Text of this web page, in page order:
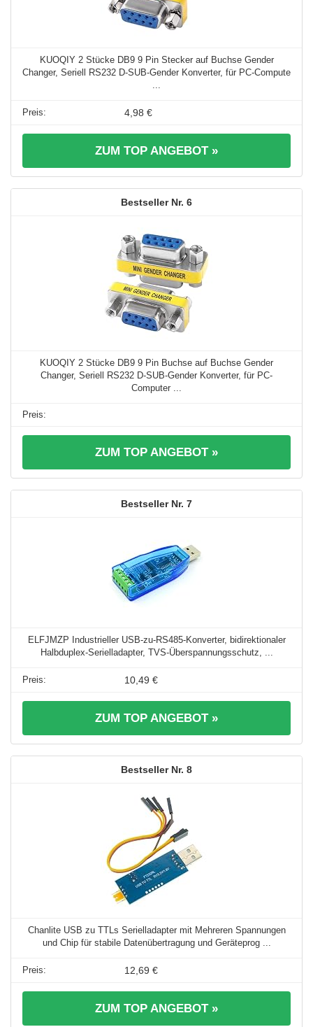
KUOQIY 2 Stücke DB9 9 Pin Stecker auf Buchse Gender
Changer, Seriell RS232 D-SUB-Gender Konverter, für PC-Compute
...
4,98 €
ZUM TOP ANGEBOT »
6
KUOQIY 2 Stücke DB9 9 Pin Buchse auf Buchse Gender
Changer, Seriell RS232 D-SUB-Gender Konverter, für PC-
Computer ...
ZUM TOP ANGEBOT »
7
ELFJMZP Industrieller USB-zu-RS485-Konverter, bidirektionaler
Halbduplex-Serielladapter, TVS-Überspannungsschutz, ...
10,49 €
ZUM TOP ANGEBOT »
8
Chanlite USB zu TTLs Serielladapter mit Mehreren Spannungen
und Chip für stabile Datenübertragung und Geräteprog ...
12,69 €
ZUM TOP ANGEBOT »